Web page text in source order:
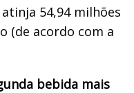
atinja 54,94 milhões
(de acordo com a
bebida mais